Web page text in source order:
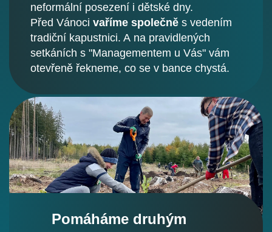
neformální posezení i dětské dny.
Před Vánoci vaříme společně s vedením
tradiční kapustnici. A na pravidlených
setkáních s "Managementem u Vás" vám
otevřeně řekneme, co se v bance chystá.
Pomáháme druhým